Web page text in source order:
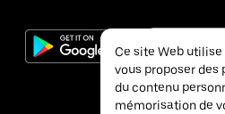
Ce site Web
vous proposer
du contenu
mémorisation de